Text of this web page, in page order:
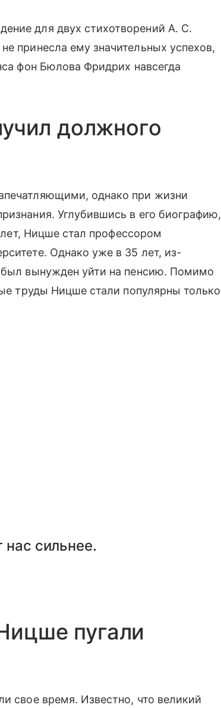
для двух стихотворений А. С.
принесла ему значительных успехов,
фон Бюлова Фридрих навсегда
должного
однако при жизни
Углубившись в его биографию,
Ницше стал профессором
Однако уже в 35 лет, из-
был вынужден уйти на пенсию. Помимо
труды Ницше стали популярны только
нас сильнее.
пугали
свое время. Известно, что великий